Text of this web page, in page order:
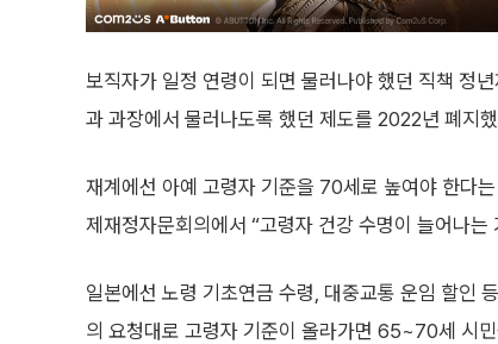
보직자가 일정 연령이 되면 물러나야 했던 직책 정
과 과장에서 물러나도록 했던 제도를 2022년 폐지
재계에선 아예 고령자 기준을 70세로 높여야 한다
제재정자문회의에서 “고령자 건강 수명이 늘어나
일본에선 노령 기초연금 수령, 대중교통 운임 할인
의 요청대로 고령자 기준이 올라가면 65~70세 시